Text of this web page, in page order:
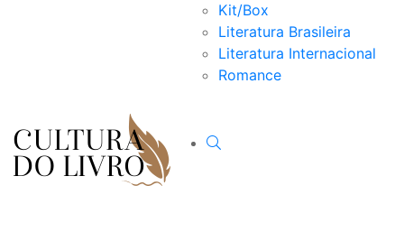
Kit/Box
Literatura Brasileira
Literatura Internacional
Romance